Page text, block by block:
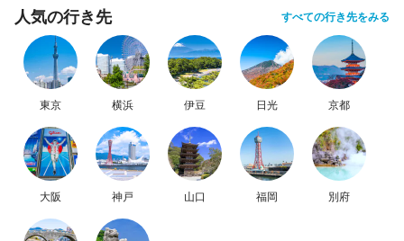
人気の行き先 すべての行き先をみる
東京 横浜 伊豆 日光 京都
大阪 神戸 山口 福岡 別府